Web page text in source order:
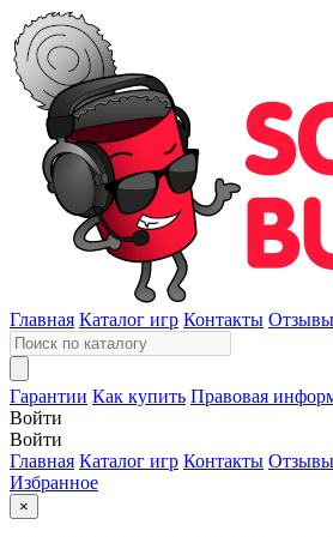
Главная Каталог игр Контакты Отзывы
Гарантии Как купить Правовая
Войти
Войти
Главная Каталог игр Контакты Отзывы
Избранное
×